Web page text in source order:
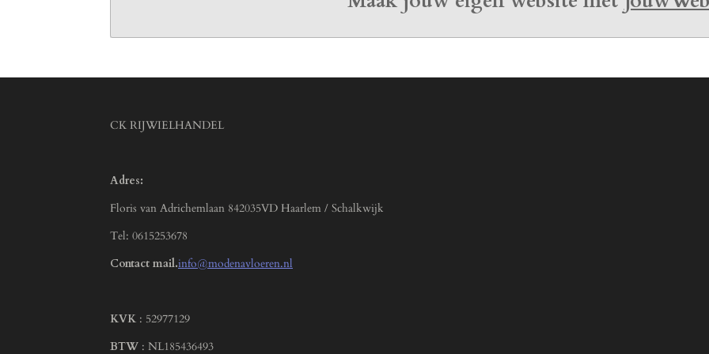
CK RIJWIELHANDEL
Adres:
Floris van Adrichemlaan 842035VD Haarlem / Schalkwijk
Tel: 0615253678
Contact mail.info@modenavloeren.nl
KVK : 52977129
BTW : NL185436493